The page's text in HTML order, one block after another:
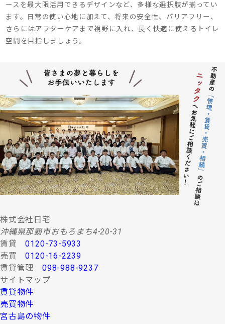
ースを最大限活用できるデザインなど、多様な選択肢が揃ってい
ます。日常の使い心地に加えて、将来の安全性、バリアフリー、
さらにはアフターケアまで視野に入れ、長く快適に使えるトイレ
空間を目指しましょう。
株式会社日宅
沖縄県那覇市おもろまち4-20-31
賃貸0120-73-5933
売買0120-16-2239
賃貸管理 098-988-9237
サイトマップ
賃貸物件
売買物件
宮古島の物件